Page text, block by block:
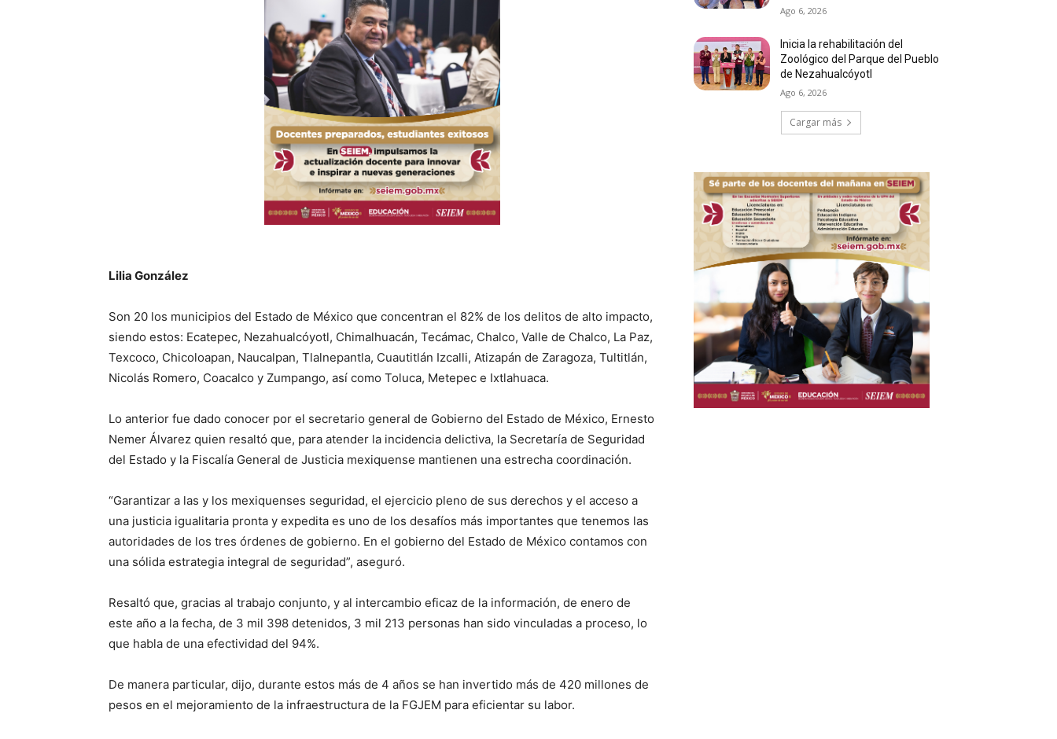
Lilia González
Son 20 los municipios del Estado de México que concentran el 82% de los delitos de alto impacto,
siendo estos: Ecatepec, Nezahualcóyotl, Chimalhuacán, Tecámac, Chalco, Valle de Chalco, La Paz,
Texcoco, Chicoloapan, Naucalpan, Tlalnepantla, Cuautitlán Izcalli, Atizapán de Zaragoza, Tultitlán,
Nicolás Romero, Coacalco y Zumpango, así como Toluca, Metepec e Ixtlahuaca.
Lo anterior fue dado conocer por el secretario general de Gobierno del Estado de México, Ernesto
Nemer Álvarez quien resaltó que, para atender la incidencia delictiva, la Secretaría de Seguridad
del Estado y la Fiscalía General de Justicia mexiquense mantienen una estrecha coordinación.
“Garantizar a las y los mexiquenses seguridad, el ejercicio pleno de sus derechos y el acceso a
una justicia igualitaria pronta y expedita es uno de los desafíos más importantes que tenemos las
autoridades de los tres órdenes de gobierno. En el gobierno del Estado de México contamos con
una sólida estrategia integral de seguridad”, aseguró.
Resaltó que, gracias al trabajo conjunto, y al intercambio eficaz de la información, de enero de
este año a la fecha, de 3 mil 398 detenidos, 3 mil 213 personas han sido vinculadas a proceso, lo
que habla de una efectividad del 94%.
De manera particular, dijo, durante estos más de 4 años se han invertido más de 420 millones de
pesos en el mejoramiento de la infraestructura de la FGJEM para eficientar su labor.
Ago 6, 2026
Inicia la rehabilitación del
Zoológico del Parque del Pueblo
de Nezahualcóyotl
Ago 6, 2026
Cargar más